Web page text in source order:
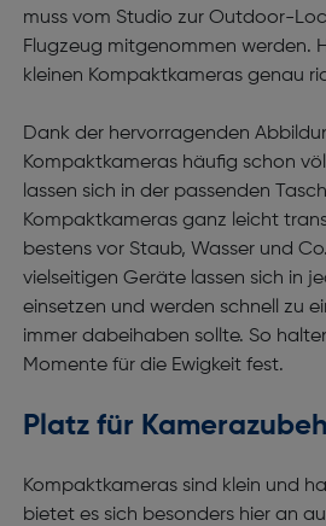
muss vom Studio zur Outdoor-
Flugzeug mitgenommen werden.
kleinen Kompaktkameras genau
Dank der hervorragenden
Kompaktkameras häufig schon
lassen sich in der passenden
Kompaktkameras ganz leicht
bestens vor Staub, Wasser und
vielseitigen Geräte lassen sich in
einsetzen und werden schnell zu
immer dabeihaben sollte. So
Momente für die Ewigkeit fest.
Platz für
Kompaktkameras sind klein und
bietet es sich besonders hier an